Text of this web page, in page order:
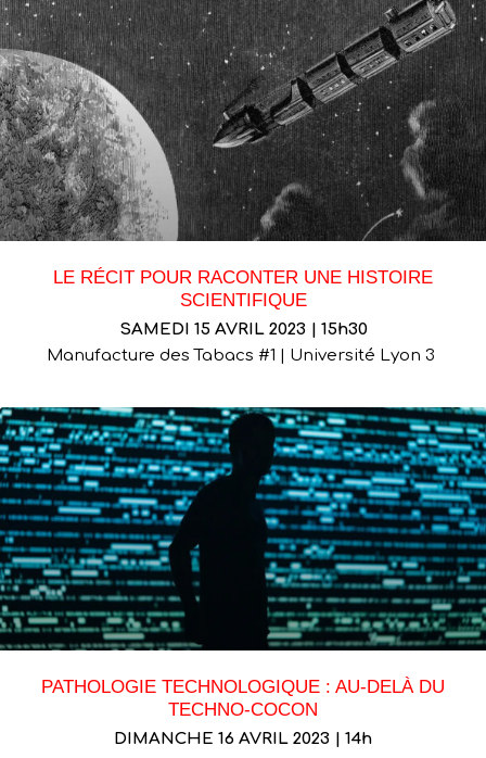
LE RÉCIT POUR RACONTER UNE HISTOIRE
SCIENTIFIQUE
SAMEDI 15 AVRIL 2023 | 15h30
Manufacture des Tabacs #1 | Université Lyon 3
PATHOLOGIE TECHNOLOGIQUE : AU-DELÀ DU
TECHNO-COCON
DIMANCHE 16 AVRIL 2023 | 14h